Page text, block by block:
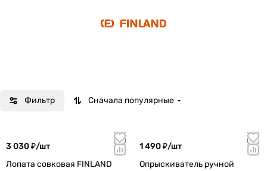
Фильтр Сначала популярные
3 030 ₽/шт
Лопата совковая FINLAND
1 490 ₽/шт
Опрыскиватель ручной